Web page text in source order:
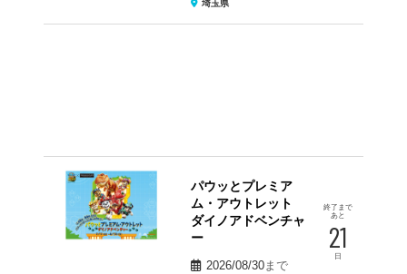
埼玉県
パウッとプレミア
ム・アウトレット
ダイノアドベンチャ
ー
2026/08/30まで
終了まで
あと
21
日